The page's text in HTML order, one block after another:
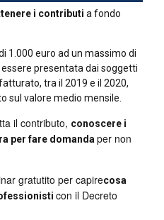
i contributi a fondo
1.000 euro ad un massimo di
presentata dai soggetti
tra il 2019 e il 2020,
sul valore medio mensile.
il contributo, conoscere i
per fare domanda per non
gratutito per capirecosa
con il Decreto